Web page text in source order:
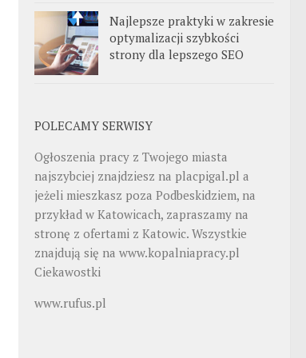
Najlepsze praktyki w zakresie
optymalizacji szybkości
strony dla lepszego SEO
POLECAMY SERWISY
Ogłoszenia pracy z Twojego miasta
najszybciej znajdziesz na placpigal.pl a
jeżeli mieszkasz poza Podbeskidziem, na
przykład w Katowicach, zapraszamy na
stronę z ofertami z Katowic. Wszystkie
znajdują się na www.kopalniapracy.pl
Ciekawostki
www.rufus.pl